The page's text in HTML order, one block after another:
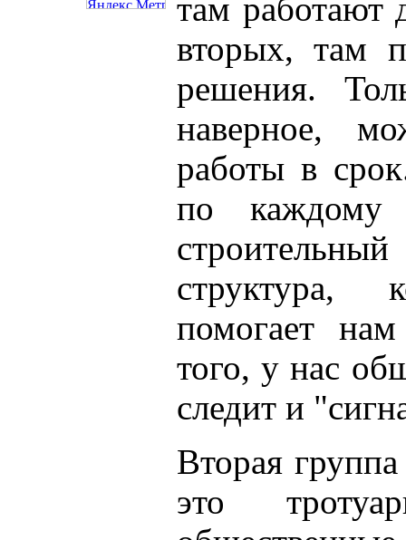
там работают
вторых, там
решения.
наверное,
работы в
по каждому
структура,
помогает
того, у нас
следит и
Вторая группа
это